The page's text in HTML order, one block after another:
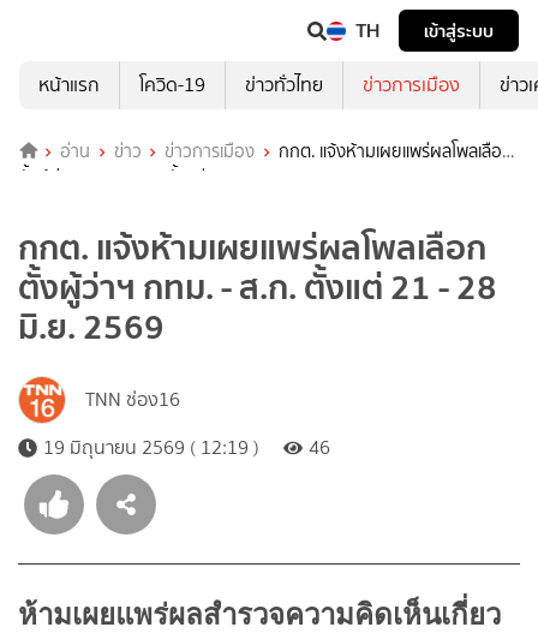
TH
เข้าสู่ระบบ
หน้าแรก
โควิด-19 ข่าวทั่วไทย ข่าวการเมือง ข่าว
อ่าน ข่าว ข่าวการเมือง
กกต. แจ้งห้ามเผยแพร่ผลโพลเลือก
ตั้งผู้ว่าฯ กทม. - ส.ก. ตั้งแต่ 21 - 28 มิ.ย. 2569
กกต. แจ้งห้ามเผยแพร่ผลโพลเลือก
ตั้งผู้ว่าฯ กทม. - ส.ก. ตั้งแต่ 21 - 28
มิ.ย. 2569
TNN ช่อง16
19 มิถุนายน 2569 ( 12:19 )
46
ห้ามเผยแพร่ผลสำรวจความคิดเห็นเกี่ยว